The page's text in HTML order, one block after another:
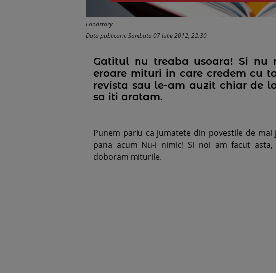
Foodstory
Data publicarii: Sambata 07 Iulie 2012, 22:30
Gatitul nu treaba usoara! Si nu
eroare mituri in care credem cu
revista sau le-am auzit chiar de
sa iti aratam.
Punem pariu ca jumatete din povestile de
pana acum Nu-i nimic! Si noi am facut
doboram miturile.